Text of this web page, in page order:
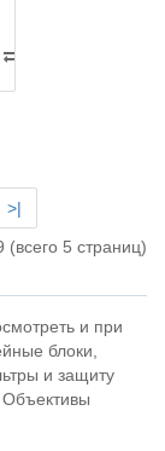
>|
(всего 5 страниц)
и при
блоки,
и защиту